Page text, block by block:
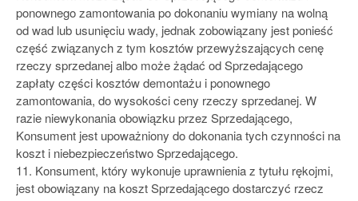
ponownego zamontowania po dokonaniu wymiany na wolną
od wad lub usunięciu wady, jednak zobowiązany jest ponieść
część związanych z tym kosztów przewyższających cenę
rzeczy sprzedanej albo może żądać od Sprzedającego
zapłaty części kosztów demontażu i ponownego
zamontowania, do wysokości ceny rzeczy sprzedanej. W
razie niewykonania obowiązku przez Sprzedającego,
Konsument jest upoważniony do dokonania tych czynności na
koszt i niebezpieczeństwo Sprzedającego.
11. Konsument, który wykonuje uprawnienia z tytułu rękojmi,
jest obowiązany na koszt Sprzedającego dostarczyć rzecz